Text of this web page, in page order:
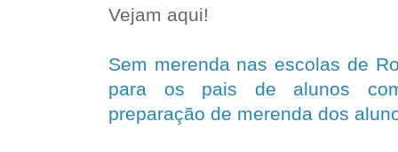
Vejam aqui!
Sem merenda nas escolas de
para os pais de alunos
preparação de merenda dos